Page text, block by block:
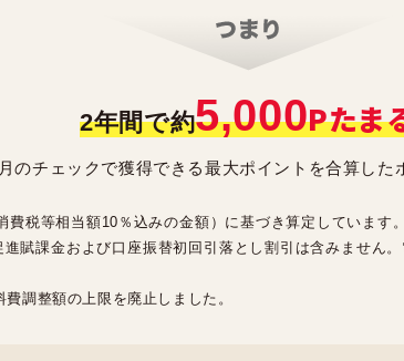
2年間で約5,000Pたま
のチェックで獲得できる最大ポイントを合算した
費税等相当額10％込みの金額）に基づき算定しています
賦課金および口座振替初回引落とし割引は含みません
調整額の上限を廃止しました。